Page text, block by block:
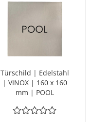
Tür­schild | Edel­stahl
| VINOX | 160 x 160
mm | POOL